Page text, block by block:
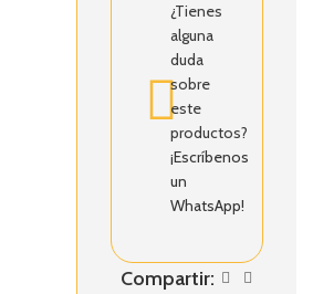
¿Tienes
alguna
duda
sobre
este
productos?
¡Escríbenos
un
WhatsApp!
Compartir: